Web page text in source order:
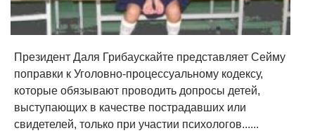
Президент Даля Грибаускайте представляет Сейму
поправки к Уголовно-процессуальному кодексу,
которые обязывают проводить допросы детей,
выступающих в качестве пострадавших или
свидетелей, только при участии психологов......